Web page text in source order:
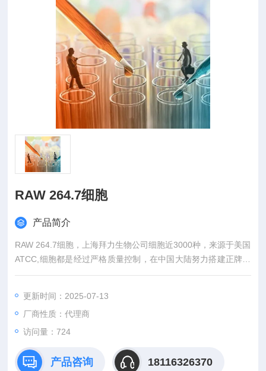
RAW 264.7细胞
产品简介
RAW 264.7细胞，上海拜力生物公司细胞近3000种，来源于美国
ATCC,细胞都是经过严格质量控制，在中国大陆努力搭建正牌细
胞与国内广大科研人员之间的沟通桥梁。外，还有更多相关实验
更新时间：2025-07-13
厂商性质：代理商
访问量：724
产品咨询 18116326370